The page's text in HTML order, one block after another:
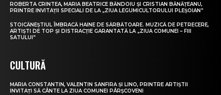
ROBERTA CRINTEA, MARIA BEATRICE BĂNDOIU ȘI CRISTIAN BĂNĂȚEANU,
PRINTRE INVITAȚII SPECIALI DE LA „ZIUA LEGUMICULTORULUI PLEȘOIAN”
STOICĂNEȘTIUL ÎMBRACĂ HAINE DE SĂRBĂTOARE. MUZICĂ DE PETRECERE,
ARTIȘTI DE TOP ȘI DISTRACȚIE GARANTATĂ LA „ZIUA COMUNEI – FIII
SATULUI”
CULTURĂ
MARIA CONSTANTIN, VALENTIN SANFIRA ȘI LINO, PRINTRE ARTIȘTII
INVITAȚI SĂ CÂNTE LA ZIUA COMUNEI PÂRȘCOVENI